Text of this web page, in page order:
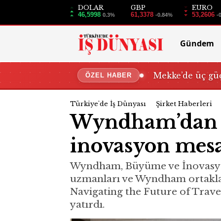
DOLAR
46,5998 0.3%
GBP
61,3378 -0.84%
EURO
53,2606 -
Gündem
ÖZEL HABER Mekke’de üç
Türkiye'de İş Dünyası Şirket Haberleri
inovasyon
Wyndham, Büyüme ve
uzmanları ve Wyndham
Navigating the Future of
yatırdı.